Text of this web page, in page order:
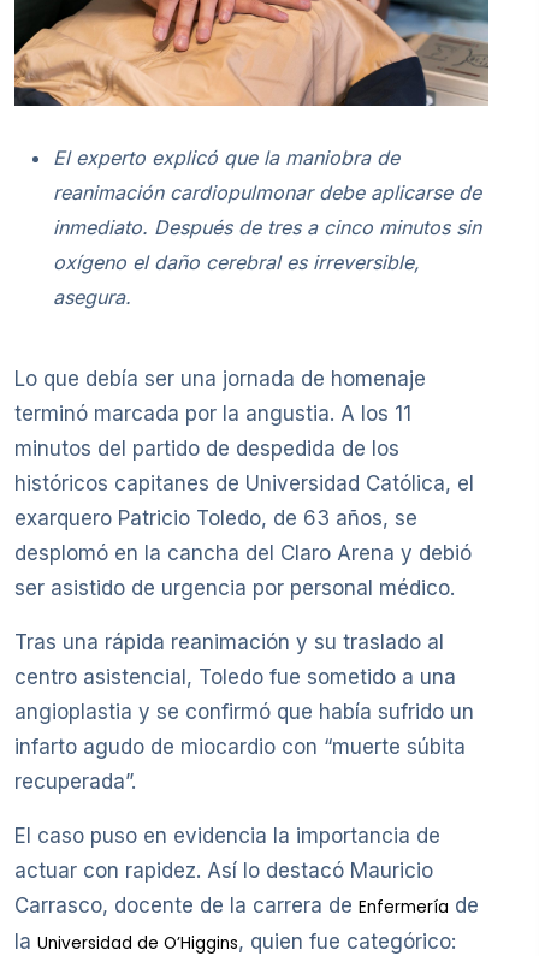
El experto explicó que la maniobra de
reanimación cardiopulmonar debe aplicarse de
inmediato. Después de tres a cinco minutos sin
oxígeno el daño cerebral es irreversible,
asegura.
Lo que debía ser una jornada de homenaje
terminó marcada por la angustia. A los 11
minutos del partido de despedida de los
históricos capitanes de Universidad Católica, el
exarquero Patricio Toledo, de 63 años, se
desplomó en la cancha del Claro Arena y debió
ser asistido de urgencia por personal médico.
Tras una rápida reanimación y su traslado al
centro asistencial, Toledo fue sometido a una
angioplastia y se confirmó que había sufrido un
infarto agudo de miocardio con “muerte súbita
recuperada”.
El caso puso en evidencia la importancia de
actuar con rapidez. Así lo destacó Mauricio
Carrasco, docente de la carrera de Enfermería de
la Universidad de O’Higgins, quien fue categórico: